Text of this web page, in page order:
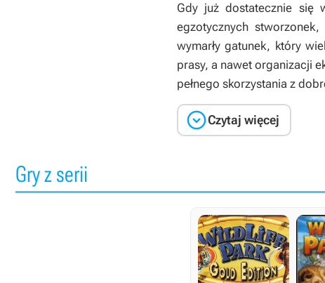
Gdy już dostatecznie się
egzotycznych
wymarły gatunek, który
prasy, a nawet organizacji
pełnego skorzystania z
Czytaj więcej
Gry z serii